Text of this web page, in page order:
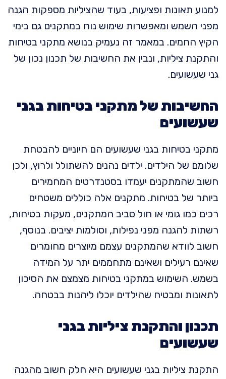
למנוע תאונות ופציעות, בעוד שהציליות מספקות הגנה
מפני השמש ומאפשרות שימוש נוח במתקנים גם בימי
הקיץ החמים. במאמר זה נעמיק בנושא מתקני בטיחות
והתקנת ציליות, ונבין את החשיבות של תכנון נכון של
גני שעשועים.
החשיבות של מתקני בטיחות בגני
שעשועים
מתקני בטיחות בגני שעשועים הם חיוניים להבטחת
שלומם של הילדים. ילדים נהנים להשתולל ולרוץ, ולכן
חשוב שהמתקנים יעמדו בסטנדרטים המחמירים
ביותר של בטיחות. מתקנים אלה כוללים משטחים
רכים כמו גומי או חול סביב המתקנים, מעקות בטיחות,
רשתות להגנה מפני נפילות, וסולמות יציבים. בנוסף,
חשוב לוודא שהמתקנים עצמם מיוצרים מחומרים
שאינם רעילים ושאינם מתחממים יתר על המידה
בשמש. השימוש במתקני בטיחות מצמצם את הסיכון
לתאונות ומבטיח שהילדים יוכלו ליהנות בבטחה.
תכנון והתקנת ציליות בגני
שעשועים
התקנת ציליות בגני שעשועים היא חלק חשוב מהגנה